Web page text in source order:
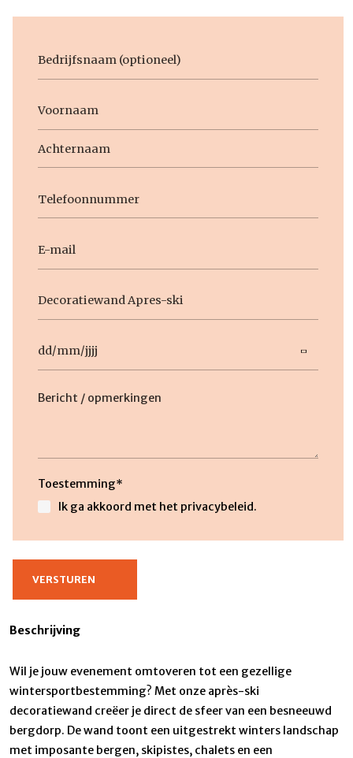
mail
titel
MM
Beschrijving
Toestemming*
Ik ga akkoord met het privacybeleid.
Beschrijving
Wil je jouw evenement omtoveren tot een gezellige
wintersportbestemming? Met onze après-ski
decoratiewand creëer je direct de sfeer van een besneeuwd
bergdorp. De wand toont een uitgestrekt winters landschap
met imposante bergen, skipistes, chalets en een